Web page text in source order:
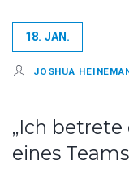
18. JAN.
JOSHUA
„Ich
eines